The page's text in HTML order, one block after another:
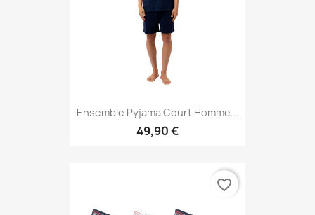
Ensemble Pyjama Court Homme...
49,90 €
favorite_border